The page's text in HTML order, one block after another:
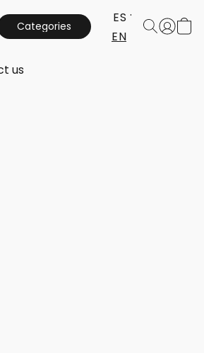
Categories
ES
EN
us